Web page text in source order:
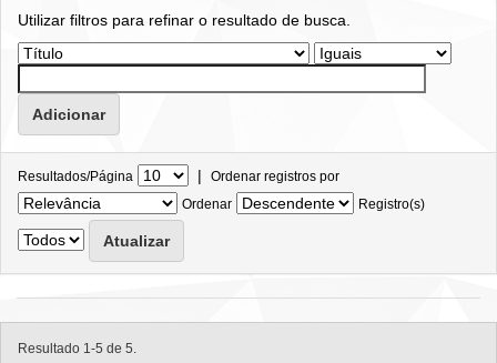
Utilizar filtros para refinar o resultado de busca.
Resultados/Página | Ordenar registros por
Ordenar
Registro(s)
Resultado 1-5 de 5.